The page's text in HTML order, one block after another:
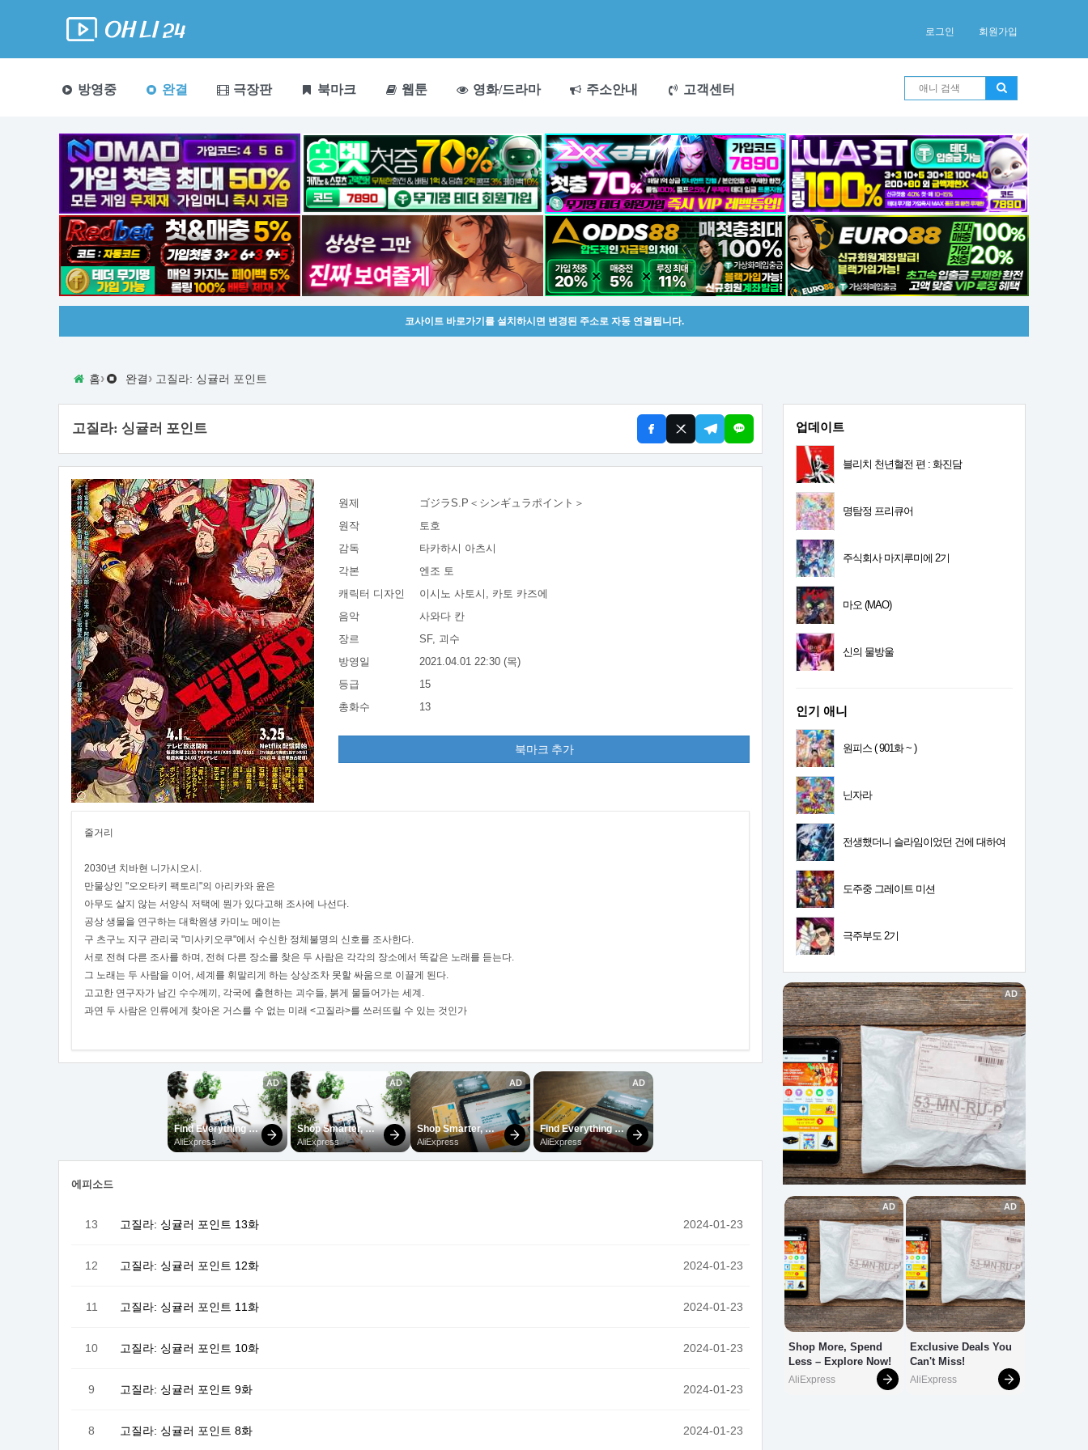
로그인 회원가입
방영중 완결 극장판 북마크 웹툰 영화/드라마 주소안내 고객센터
코사이트 바로가기를 설치하시면 변경된 주소로 자동 연결됩니다.
홈› 완결› 고질라: 싱귤러 포인트
고질라: 싱귤러 포인트
원제
ゴジラS.P＜シンギュラポイント＞
원작
토호
감독
타카하시 아츠시
각본
엔조 토
캐릭터 디자인
이시노 사토시, 카토 카즈에
음악
사와다 칸
장르
SF, 괴수
방영일
2021.04.01 22:30 (목)
등급
15
총화수
13
북마크 추가
줄거리
2030년 치바현 니가시오시.
만물상인 "오오타키 팩토리"의 아리카와 윤은
아무도 살지 않는 서양식 저택에 뭔가 있다고해 조사에 나선다.
공상 생물을 연구하는 대학원생 카미노 메이는
구 츠구노 지구 관리국 "미사키오쿠"에서 수신한 정체불명의 신호를 조사한다.
서로 전혀 다른 조사를 하며, 전혀 다른 장소를 찾은 두 사람은 각각의 장소에서 똑같은 노래를 듣는다.
그 노래는 두 사람을 이어, 세계를 휘말리게 하는 상상조차 못할 싸움으로 이끌게 된다.
고고한 연구자가 남긴 수수께끼, 각국에 출현하는 괴수들, 붉게 물들어가는 세계.
과연 두 사람은 인류에게 찾아온 거스를 수 없는 미래 <고질라>를 쓰러뜨릴 수 있는 것인가
에피소드
13 고질라: 싱귤러 포인트 13화 2024-01-23
12 고질라: 싱귤러 포인트 12화 2024-01-23
11 고질라: 싱귤러 포인트 11화 2024-01-23
10 고질라: 싱귤러 포인트 10화 2024-01-23
9 고질라: 싱귤러 포인트 9화 2024-01-23
8 고질라: 싱귤러 포인트 8화 2024-01-23
업데이트
블리치 천년혈전 편 : 화진담
명탐정 프리큐어
주식회사 마지루미에 2기
마오 (MAO)
신의 물방울
인기 애니
원피스 ( 901화 ~ )
닌자라
전생했더니 슬라임이었던 건에 대하여
도주중 그레이트 미션
극주부도 2기